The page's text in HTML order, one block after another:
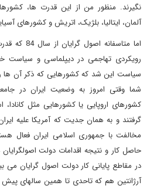
نگیرند. منظور من از این قدرت ها،
آلمان، ایتالیا، بل‍ژیک، اتریش و کشورهای
اما
رویکردی تهاجمی در دیپلماسی و سیاست
سیاست این شد که کشورهایی که ذکر آن ها
شما وقتی امروز به وضعیت ایران در
کشورهای اروپایی یا کشورهایی مثل کانادا،
گرفتند و به همان جدیت که آمریکا علیه
مخالفت با جمهوری اسلامی ایران فعال
حاصل کار و نتیجه اقدامات دولت
در مقاطع پایانی کار دولت اصول گرایان می
آرژانتین هم که تاحدی تا همین سالهای پیش